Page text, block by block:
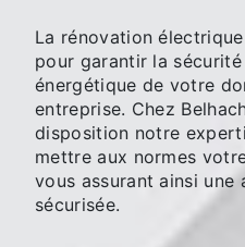
La rénovation
pour garantir la
énergétique de votre
entreprise. Chez
disposition notre
mettre aux normes
vous assurant ainsi
sécurisée.